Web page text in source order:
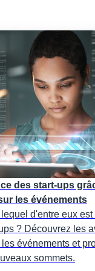
des start-ups
les événements
d'entre eux
? Découvrez les
événements et
sommets.